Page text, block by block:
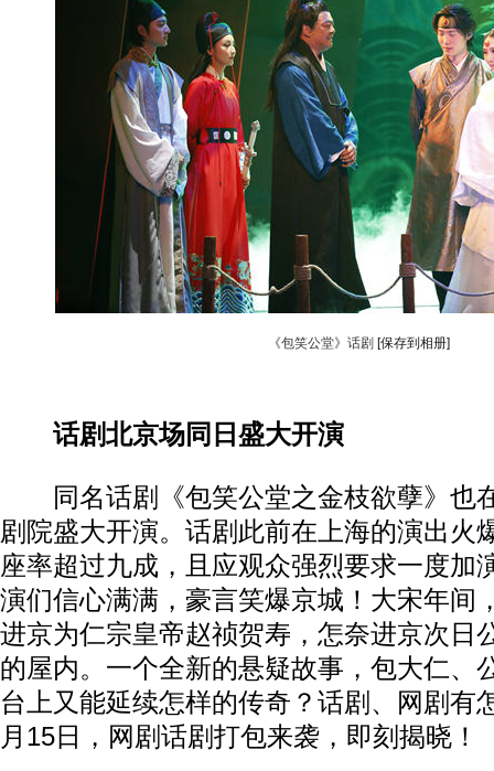
《包笑公堂》话剧 [保存到相册]
话剧北京场同日盛大开演
同名话剧《包笑公堂之金枝欲孽》也
剧院盛大开演。话剧此前在上海的演出火
座率超过九成，且应观众强烈要求一度加
演们信心满满，豪言笑爆京城！大宋年间
进京为仁宗皇帝赵祯贺寿，怎奈进京次日
的屋内。一个全新的悬疑故事，包大仁、
台上又能延续怎样的传奇？话剧、网剧有
月15日，网剧话剧打包来袭，即刻揭晓！